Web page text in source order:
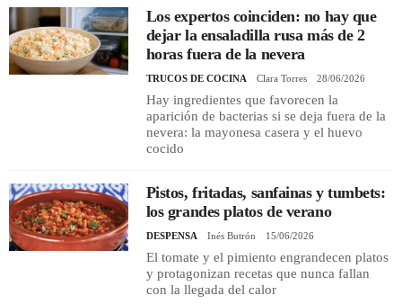
Los expertos coinciden: no hay que
dejar la ensaladilla rusa más de 2
horas fuera de la nevera
TRUCOS DE COCINA Clara Torres 28/06/2026
Hay ingredientes que favorecen la
aparición de bacterias si se deja fuera de la
nevera: la mayonesa casera y el huevo
cocido
Pistos, fritadas, sanfainas y tumbets:
los grandes platos de verano
DESPENSA Inés Butrón 15/06/2026
El tomate y el pimiento engrandecen platos
y protagonizan recetas que nunca fallan
con la llegada del calor